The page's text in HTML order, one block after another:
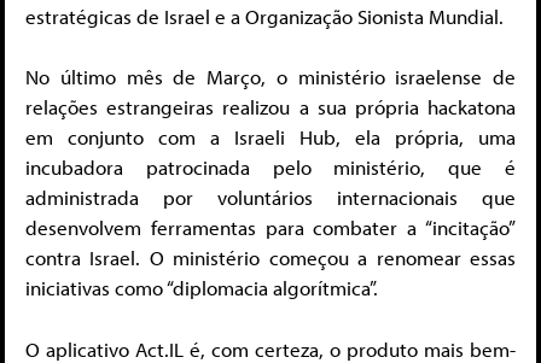
estratégicas de Israel e a Organização Sionista Mundial.
No último mês de Março, o ministério israelense de
relações estrangeiras realizou a sua própria hackatona
em conjunto com a Israeli Hub, ela própria, uma
incubadora patrocinada pelo ministério, que é
administrada por voluntários internacionais que
desenvolvem ferramentas para combater a “incitação”
contra Israel. O ministério começou a renomear essas
iniciativas como “diplomacia algorítmica”.
O aplicativo Act.IL é, com certeza, o produto mais bem-